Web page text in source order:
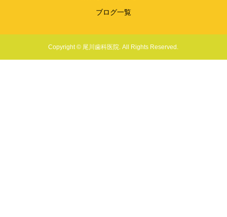
ブログ一覧
Copyright © 尾川歯科医院. All Rights Reserved.